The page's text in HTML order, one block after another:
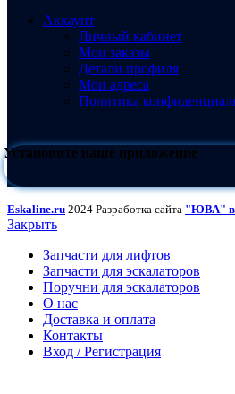
Аккаунт
Личный кабинет
Мои заказы
Детали профиля
Мои адреса
Политика
Установите наше приложение
Eskaline.ru 2024 Разработка сайта "ЮВА"
Закрыть
Запчасти для лифтов
Запчасти для эскалаторов
Поручни для эскалаторов
О нас
Доставка и оплата
Контакты
Вход / Регистрация